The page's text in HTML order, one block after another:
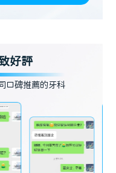
好評
口碑推薦的牙科